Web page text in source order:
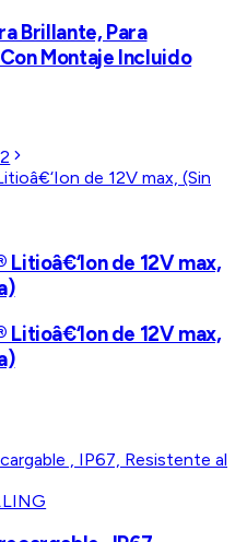
Brillante, Para
Montaje Incluido
de 12V max,
de 12V max,